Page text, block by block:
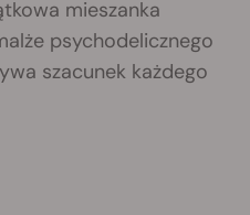
mieszanka
psychodelicznego
szacunek każdego